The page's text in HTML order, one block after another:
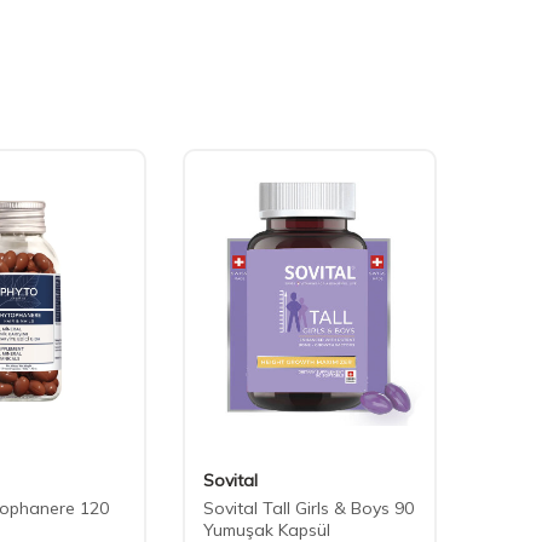
120
Sovital
Sovital Tall Girls & Boys 90
Yumuşak Kapsül